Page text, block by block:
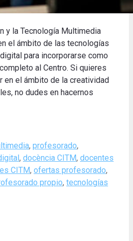
y la Tecnología Multimedia
el ámbito de las tecnologías
para incorporarse como
al Centro. Si quieres
en el ámbito de la creatividad
no dudes en hacernos
, profesorado,
, docència CITM, docentes
CITM, ofertas profesorado,
propio, tecnologías